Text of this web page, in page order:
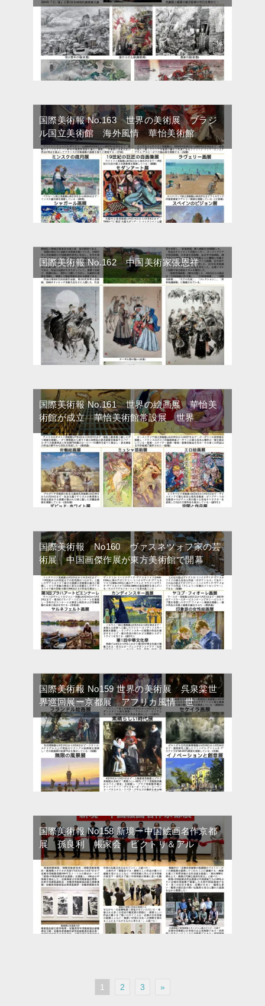
国際美術報 No.163 世界の美術展 ブラジ
ル国立美術館 海外風情 華怡美術館
国際美術報 No.162 中国美術家張恩祥
国際美術報 No.161 世界の絵画展 華怡美
術館が成立 華怡美術館常設展 世界
国際美術報 No160 ヴァスネツォフ家の芸
術展 中国画傑作展が東方美術館で開幕
国際美術報 No159 世界の美術展 呉泉棠世
界巡回展ー京都展 アフリカ風情 世
国際美術報 No158 新境ー中国絵画名作京都
展 孫良利 帳家会 ビクトリ＆アル
1 2 3 »